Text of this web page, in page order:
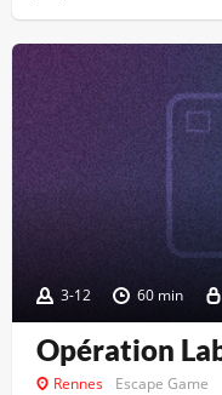
3-12 60 min
Opération
Rennes Escape Game